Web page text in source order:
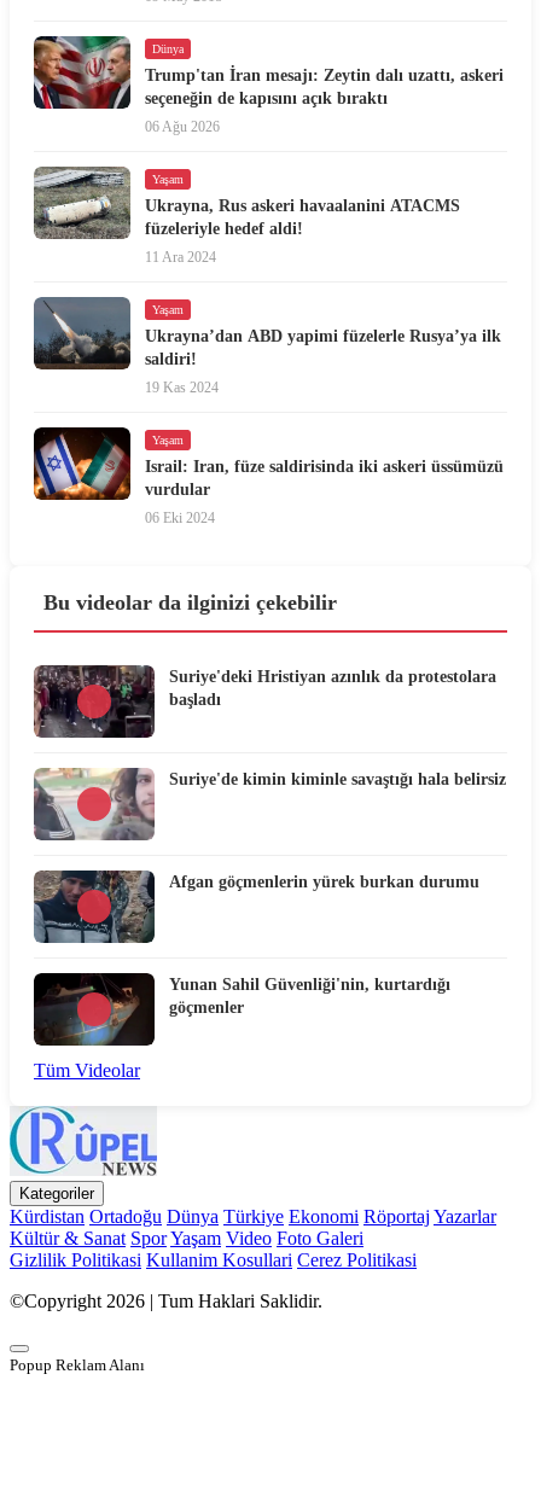
Dünya
Trump'tan İran mesajı: Zeytin dalı uzattı, askeri
seçeneğin de kapısını açık bıraktı
06 Ağu 2026
Yaşam
Ukrayna, Rus askeri havaalanini ATACMS
füzeleriyle hedef aldi!
11 Ara 2024
Yaşam
Ukrayna’dan ABD yapimi füzelerle Rusya’ya ilk
saldiri!
19 Kas 2024
Yaşam
Israil: Iran, füze saldirisinda iki askeri üssümüzü
vurdular
06 Eki 2024
Bu videolar da ilginizi çekebilir
Suriye'deki Hristiyan azınlık da protestolara
başladı
Suriye'de kimin kiminle savaştığı hala belirsiz
Afgan göçmenlerin yürek burkan durumu
Yunan Sahil Güvenliği'nin, kurtardığı
göçmenler
Tüm Videolar
Kategoriler
Kürdistan Ortadoğu Dünya Türkiye Ekonomi Röportaj Yazarlar
Kültür & Sanat SporYaşam Video Foto Galeri
Gizlilik Politikasi Kullanim Kosullari Cerez Politikasi
©Copyright 2026 | Tum Haklari Saklidir.
Popup Reklam Alanı